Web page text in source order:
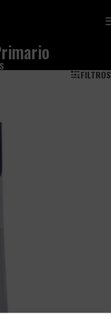
FILTROS